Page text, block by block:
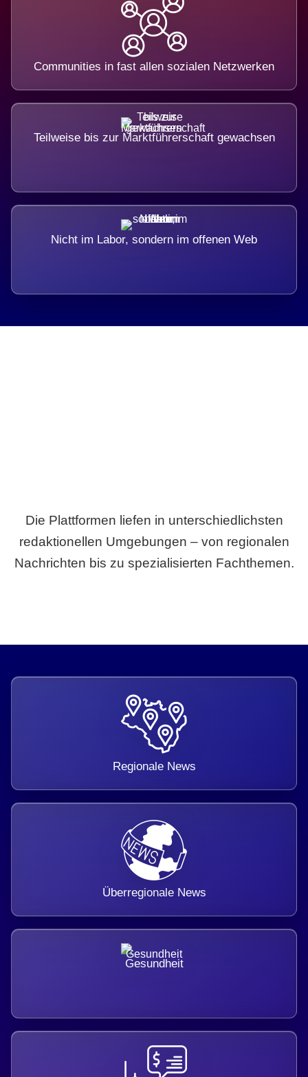
Communities in fast allen sozialen Netzwerken
Teilweise bis zur Marktführerschaft gewachsen
Nicht im Labor, sondern im offenen Web
Die Plattformen liefen in unterschiedlichsten
redaktionellen Umgebungen – von regionalen
Nachrichten bis zu spezialisierten Fachthemen.
Regionale News
Überregionale News
Gesundheit